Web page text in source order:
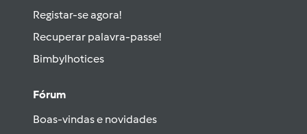
Registar-se agora!
Recuperar palavra-passe!
Bimbylhotices
Fórum
Boas-vindas e novidades